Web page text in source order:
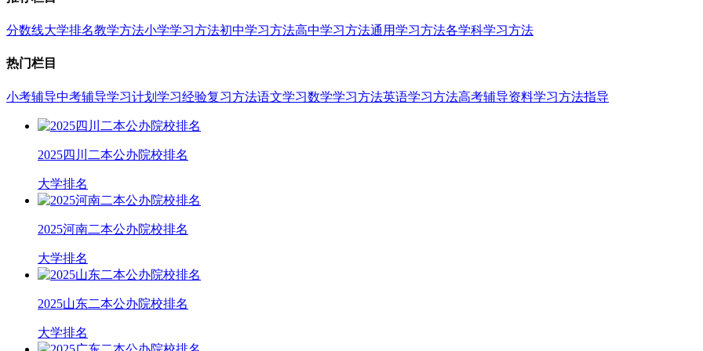
分数线大学排名教学方法小学学习方法初中学习方法高中学习方法通用学习方法各学科学习方法
热门栏目
小考辅导中考辅导学习计划 学习经验复习方法语文学习数学学习方法英语学习方法高考辅导资料学习方法指导
2025四川二本公办院校排名
大学排名
2025河南二本公办院校排名
大学排名
2025山东二本公办院校排名
大学排名